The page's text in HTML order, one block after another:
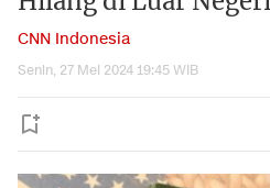
CNN Indonesia
Senin, 27 Mei 2024 19:45 WIB